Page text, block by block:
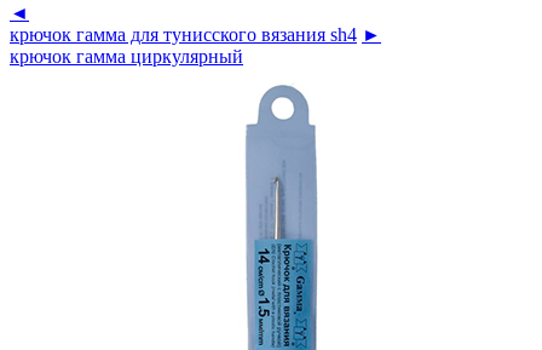
◄
крючок гамма для тунисского вязания sh4 ►
крючок гамма циркулярный